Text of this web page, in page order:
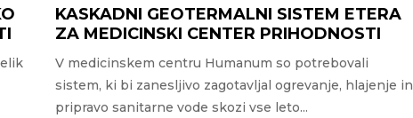
KASKADNI GEOTERMALNI SISTEM ETERA
ZA MEDICINSKI CENTER PRIHODNOSTI
V medicinskem centru Humanum so potrebovali
sistem, ki bi zanesljivo zagotavljal ogrevanje, hlajenje in
pripravo sanitarne vode skozi vse leto...